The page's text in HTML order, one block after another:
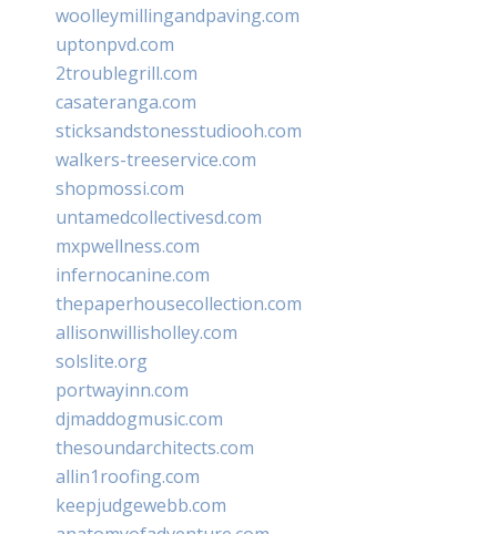
woolleymillingandpaving.com
uptonpvd.com
2troublegrill.com
casateranga.com
sticksandstonesstudiooh.com
walkers-treeservice.com
shopmossi.com
untamedcollectivesd.com
mxpwellness.com
infernocanine.com
thepaperhousecollection.com
allisonwillisholley.com
solslite.org
portwayinn.com
djmaddogmusic.com
thesoundarchitects.com
allin1roofing.com
keepjudgewebb.com